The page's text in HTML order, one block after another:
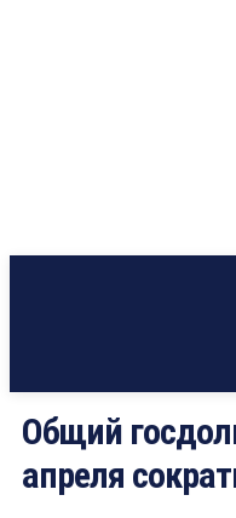
Общий
апреля